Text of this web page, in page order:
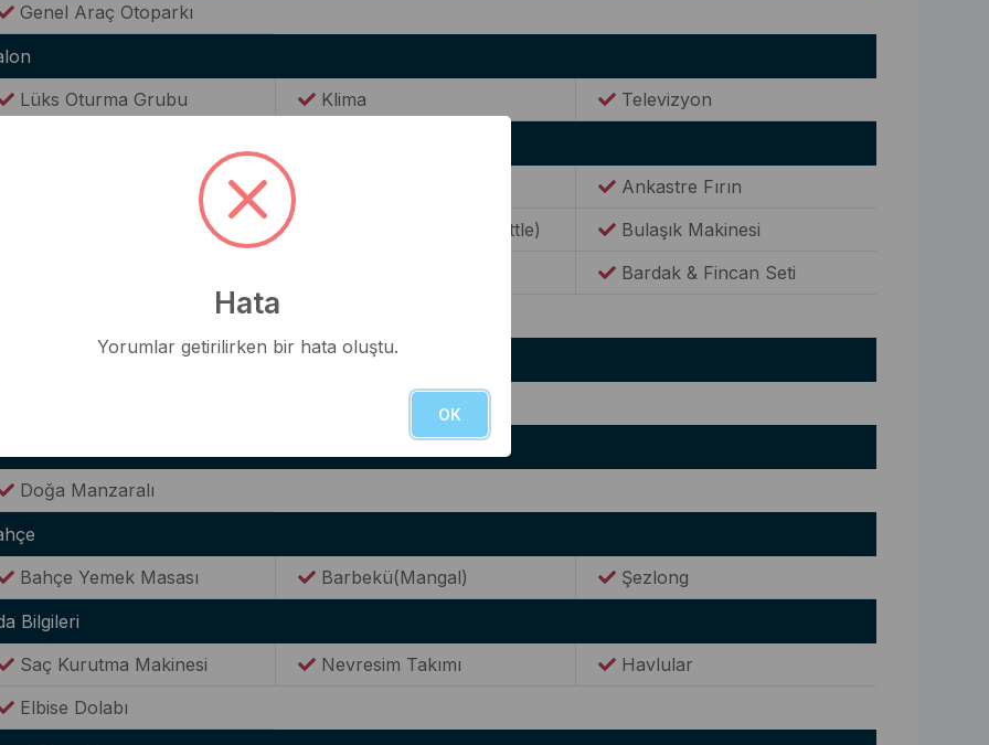
Genel Araç Otoparkı
Lüks Oturma Grubu
Klima
Televizyon
Modern Amerikan Mutfak
Ankastre Fırın
Elektrikli Su Isıtıcısı(Kettle)
Bulaşık Makinesi
Bardak & Fincan Seti
Fi)
Doğa Manzaralı
Bahçe Yemek Masası
Barbekü(Mangal)
Şezlong
Bilgileri
Saç Kurutma Makinesi
Nevresim Takımı
Havlular
Elbise Dolabı
Hata
Yorumlar getirilirken bir hata oluştu.
OK